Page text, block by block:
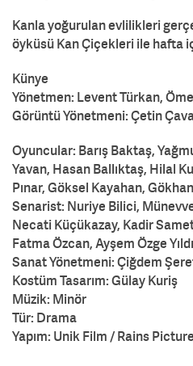
Kanla yoğurulan evlilikleri
öyküsü Kan Çiçekleri ile hafta
Künye
Yönetmen: Levent Türkan,
Görüntü Yönetmeni: Çetin
Oyuncular: Barış Baktaş,
Yavan, Hasan Ballıktaş, Hilal
Pınar, Göksel Kayahan,
Senarist: Nuriye Bilici,
Necati Küçükazay, Kadir
Fatma Özcan, Ayşem Özge
Sanat Yönetmeni: Çiğdem
Kostüm Tasarım: Gülay Kuriş
Müzik: Minör
Tür: Drama
Yapım: Unik Film / Rains